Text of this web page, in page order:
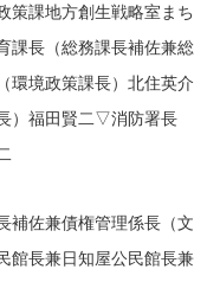
策課地方創生戦略室まち
課長（総務課長補佐兼総
環境政策課長）北住英介
）福田賢二▽消防署長
補佐兼債権管理係長（文
館長兼日知屋公民館長兼